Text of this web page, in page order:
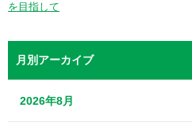
を目指して
月別アーカイブ
2026年8月